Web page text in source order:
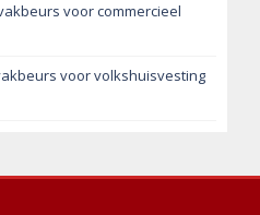
voor commercieel
voor volkshuisvesting